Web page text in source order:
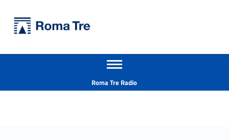
Prof. GIULIANO GARAVINI - Università Roma Tre
Apri il menu secondario
Roma Tre Radio